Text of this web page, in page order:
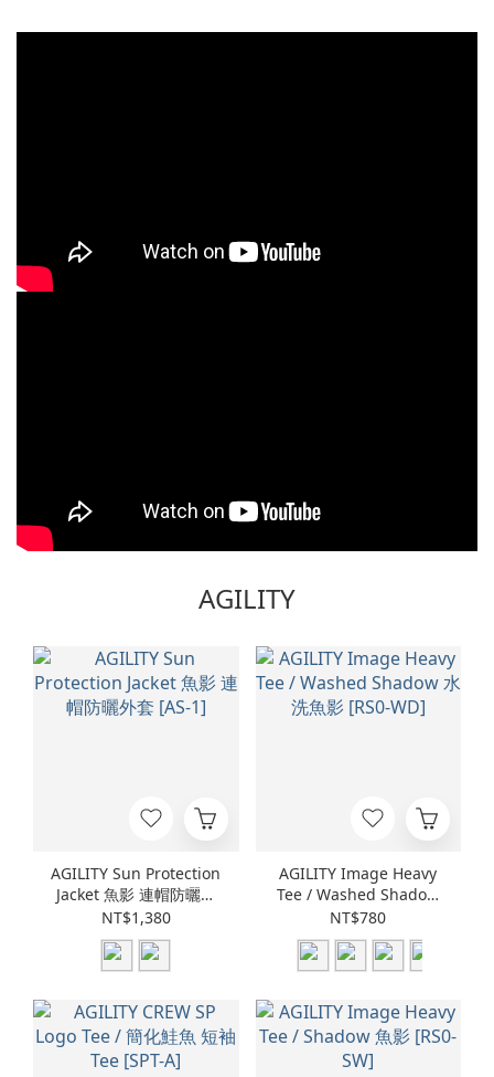
AGILITY
AGILITY Sun Protection
Jacket 魚影 連帽防曬外
套 [AS-1]
NT$1,380
AGILITY Image Heavy
Tee / Washed Shadow
水洗魚影 [RS0-WD]
NT$780